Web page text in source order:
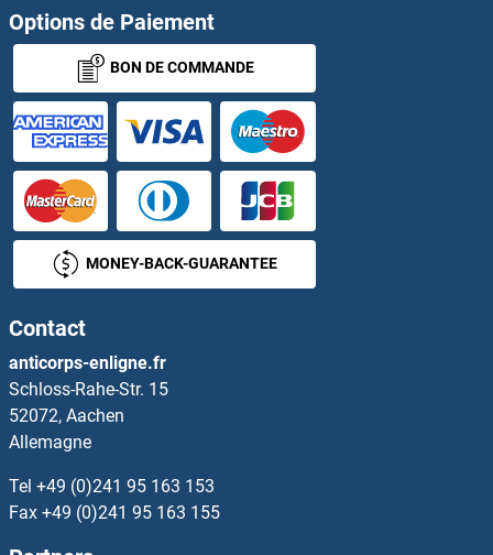
KDELR3 Anticorps
KDM1B Anticorps
KDM2A Anticorps
KDM2B Anticorps
KDM3A Anticorps
KDM3B Anticorps
KDM4A Anticorps
KDM4B Anticorps
KDM4C Anticorps
KDM4E Anticorps
Options de Paiement
BON DE COMMANDE
MONEY-BACK-GUARANTEE
Contact
anticorps-enligne.fr
Schloss-Rahe-Str. 15
52072, Aachen
Allemagne
Tel +49 (0)241 95 163 153
Fax +49 (0)241 95 163 155